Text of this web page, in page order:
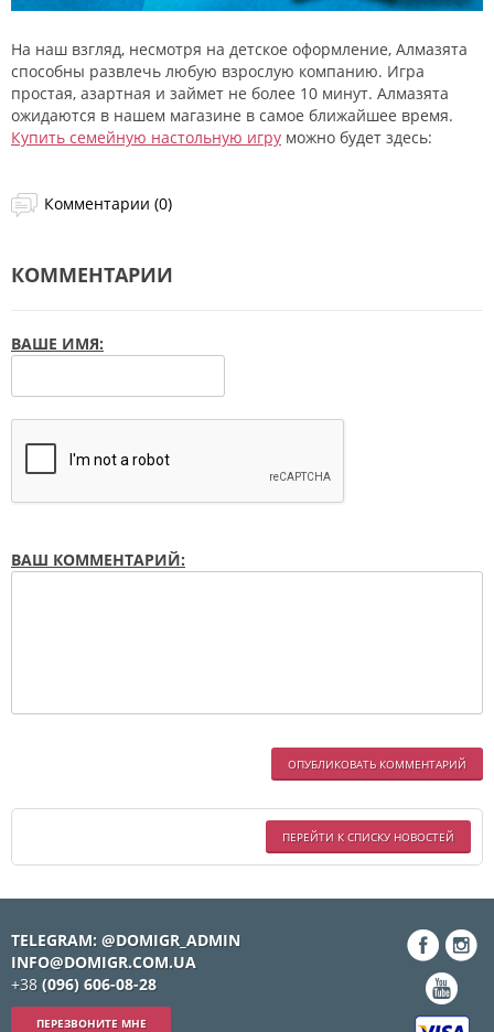
На наш взгляд, несмотря на детское оформление, Алмазята
способны развлечь любую взрослую компанию. Игра
простая, азартная и займет не более 10 минут. Алмазята
ожидаются в нашем магазине в самое ближайшее время.
Купить семейную настольную игру можно будет здесь:
Комментарии (0)
КОММЕНТАРИИ
ВАШЕ ИМЯ:
ВАШ КОММЕНТАРИЙ:
ОПУБЛИКОВАТЬ КОММЕНТАРИЙ
ПЕРЕЙТИ К СПИСКУ НОВОСТЕЙ
TELEGRAM: @DOMIGR_ADMIN
INFO@DOMIGR.COM.UA
+38 (096) 606-08-28
ПЕРЕЗВОНИТЕ МНЕ